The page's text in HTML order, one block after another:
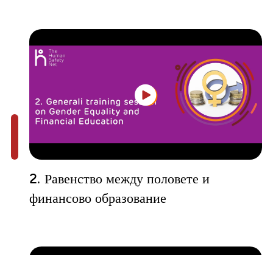
2. Равенство между половете и
финансово образование